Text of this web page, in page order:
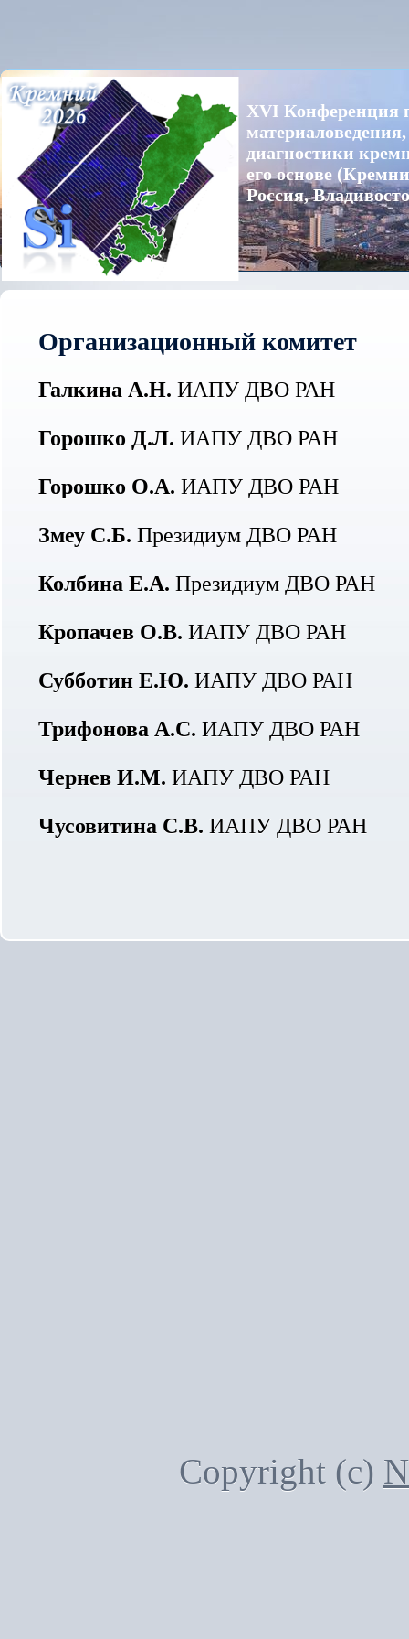
XVI Конференция
диагностики
его основе
Россия,
Организационный комитет
Галкина А.Н. ИАПУ ДВО РАН
Горошко Д.Л. ИАПУ ДВО РАН
Горошко О.А. ИАПУ ДВО РАН
Змеу С.Б. Президиум ДВО РАН
Колбина Е.А. Президиум ДВО РАН
Кропачев О.В. ИАПУ ДВО РАН
Субботин Е.Ю. ИАПУ ДВО РАН
Трифонова А.С. ИАПУ ДВО РАН
Чернев И.М. ИАПУ ДВО РАН
Чусовитина С.В. ИАПУ ДВО РАН
Copyright (c)